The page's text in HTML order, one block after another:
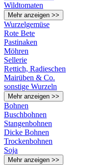
Wildtomaten
Mehr anzeigen >>
Wurzelgemüse
Rote Bete
Pastinaken
Möhren
Sellerie
Rettich, Radieschen
Mairüben & Co.
sonstige Wurzeln
Mehr anzeigen >>
Bohnen
Buschbohnen
Stangenbohnen
Dicke Bohnen
Trockenbohnen
Soja
Mehr anzeigen >>